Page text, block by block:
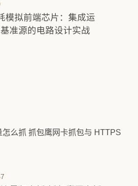
模拟前端芯片：集成运
准源的电路设计实战